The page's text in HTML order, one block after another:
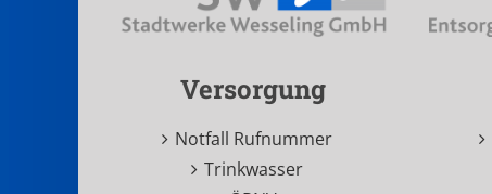
Versorgung
Notfall Rufnummer
Trinkwasser